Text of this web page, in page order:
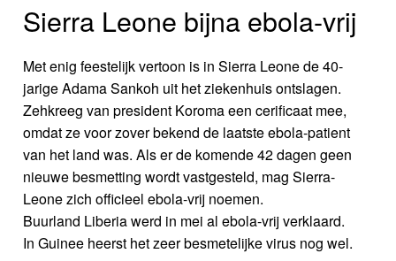
Sierra Leone bijna ebola-vrij
Met enig feestelijk vertoon is in Sierra Leone de 40-
jarige Adama Sankoh uit het ziekenhuis ontslagen.
Zehkreeg van president Koroma een cerificaat mee,
omdat ze voor zover bekend de laatste ebola-patient
van het land was. Als er de komende 42 dagen geen
nieuwe besmetting wordt vastgesteld, mag Sierra-
Leone zich officieel ebola-vrij noemen.
Buurland Liberia werd in mei al ebola-vrij verklaard.
In Guinee heerst het zeer besmetelijke virus nog wel.